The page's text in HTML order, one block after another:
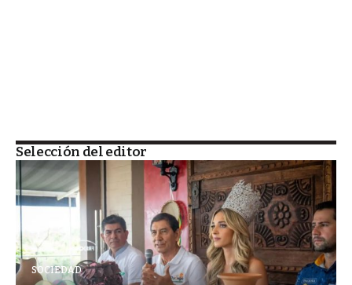
Selección del editor
SOCIEDAD